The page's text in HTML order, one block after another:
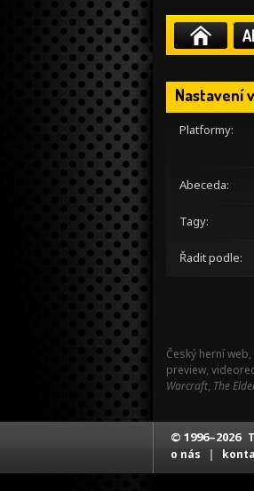
Nastavení
Platformy:
Abeceda:
Tagy:
Řadit podle:
Český herní
preview,
Warcraft, The
© 1996–2026
o nás |